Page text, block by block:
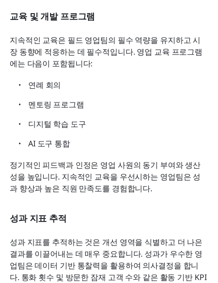
교육 및 개발 프로그램
지속적인 교육은 필드 영업팀의 필수 역량을 유지하고 시
장 동향에 적응하는 데 필수적입니다. 영업 교육 프로그램
에는 다음이 포함됩니다:
연례 회의
멘토링 프로그램
디지털 학습 도구
AI 도구 통합
정기적인 피드백과 인정은 영업 사원의 동기 부여와 생산
성을 높입니다. 지속적인 교육을 우선시하는 영업팀은 성
과 향상과 높은 직원 만족도를 경험합니다.
성과 지표 추적
성과 지표를 추적하는 것은 개선 영역을 식별하고 더 나은
결과를 이끌어내는 데 매우 중요합니다. 성과가 우수한 영
업팀은 데이터 기반 통찰력을 활용하여 의사결정을 합니
다. 통화 횟수 및 방문한 잠재 고객 수와 같은 활동 기반 KPI